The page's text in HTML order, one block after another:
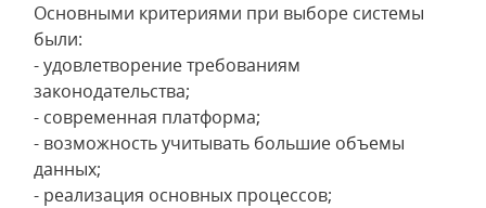
Основными критериями при выборе системы
были:
- удовлетворение требованиям
законодательства;
- современная платформа;
- возможность учитывать большие объемы
данных;
- реализация основных процессов;